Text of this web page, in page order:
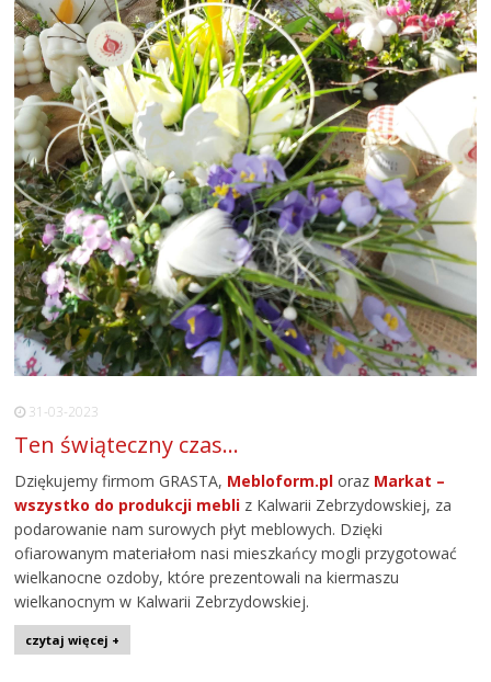
31-03-2023
Ten świąteczny czas…
Dziękujemy firmom GRASTA, Mebloform.pl oraz Markat –
wszystko do produkcji mebli z Kalwarii Zebrzydowskiej, za
podarowanie nam surowych płyt meblowych. Dzięki
ofiarowanym materiałom nasi mieszkańcy mogli przygotować
wielkanocne ozdoby, które prezentowali na kiermaszu
wielkanocnym w Kalwarii Zebrzydowskiej.
czytaj więcej +